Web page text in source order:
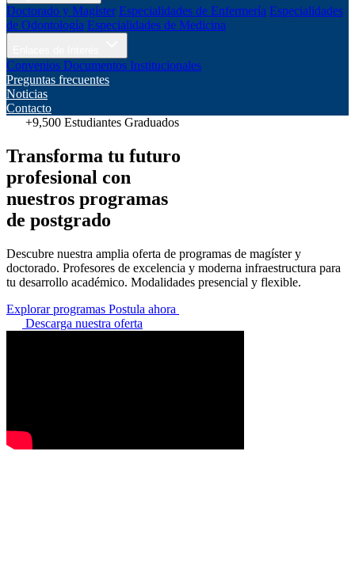
Doctorado y Magíster Especialidades de Enfermería Especialidades
de Odontología Especialidades de Medicina
Convenios Documentos Institucionales
Preguntas frecuentes
Noticias
Contacto
+9,500 Estudiantes Graduados
Transforma tu futuro
profesional con
nuestros programas
de postgrado
Descubre nuestra amplia oferta de programas de magíster y
doctorado. Profesores de excelencia y moderna infraestructura para
tu desarrollo académico. Modalidades presencial y flexible.
Explorar programas Postula ahora
Descarga nuestra oferta